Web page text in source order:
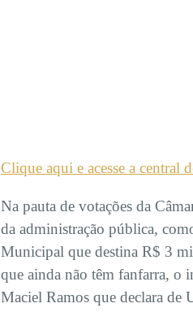
Clique aqui e acesse a central
Na pauta de votações da
da administração pública,
Municipal que destina R$ 3
que ainda não têm fanfarra, o
Maciel Ramos que declara de